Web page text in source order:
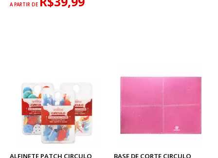
A PARTIR DE
ALFINETE PATCH CIRCULO
BASE DE CORTE CIRCULO